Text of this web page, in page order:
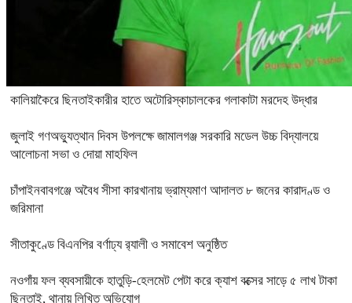
কালিয়াকৈরে ছিনতাইকারীর হাতে অটোরিস্কাচালকের গলাকাটা মরদেহ উদ্ধার
জুলাই গণঅভ্যুত্থান দিবস উপলক্ষে জামালগঞ্জ সরকারি মডেল উচ্চ বিদ্যালয়ে
আলোচনা সভা ও দোয়া মাহফিল
চাঁপাইনবাবগঞ্জে অবৈধ সীসা কারখানায় ভ্রাম্যমাণ আদালত ৮ জনের কারাদণ্ড ও
জরিমানা
সীতাকুণ্ডে বিএনপির বর্ণাঢ্য র‍্যালী ও সমাবেশ অনুষ্ঠিত
নওগাঁয় ফল ব্যবসায়ীকে হাতুড়ি-হেলমেট পেটা করে ক্যাশ বক্সের সাড়ে ৫ লাখ টাকা
ছিনতাই, থানায় লিখিত অভিযোগ